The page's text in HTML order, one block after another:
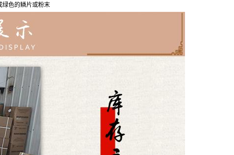
绿色的鳞片或粉末